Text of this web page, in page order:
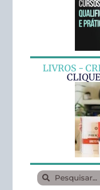
LIVROS -